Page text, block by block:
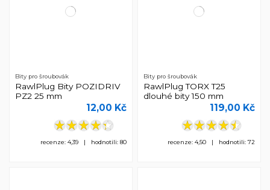
Bity pro šroubovák
RawlPlug Bity POZIDRIV
PZ2 25 mm
12,00 Kč
recenze: 4,39 | hodnotili: 80
Bity pro šroubovák
RawlPlug TORX T25
dlouhé bity 150 mm
119,00 Kč
recenze: 4,50 | hodnotili: 72